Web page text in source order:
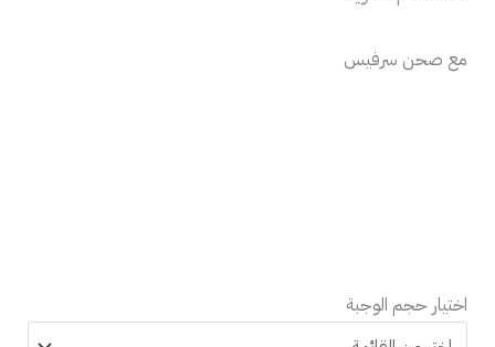
مع صحن سرفيس
اختيار حجم الوجبة